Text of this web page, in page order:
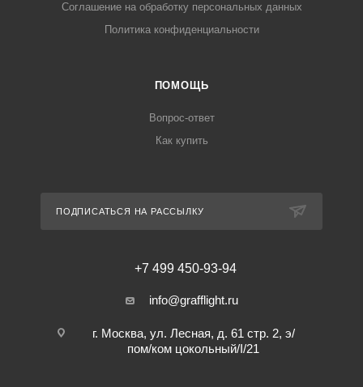
Соглашение на обработку персональных данных
Политика конфиденциальности
ПОМОЩЬ
Вопрос-ответ
Как купить
ПОДПИСАТЬСЯ НА РАССЫЛКУ
+7 499 450-93-94
info@grafflight.ru
г. Москва, ул. Лесная, д. 61 стр. 2, э/
пом/ком цокольный/I/21